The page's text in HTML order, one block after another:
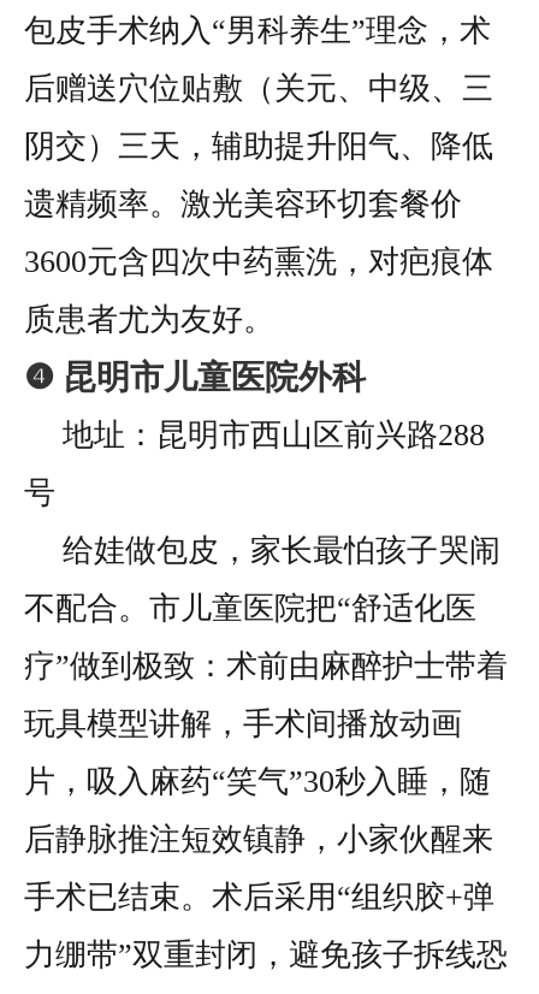
包皮手术纳入“男科养生”理念，术
后赠送穴位贴敷（关元、中级、三
阴交）三天，辅助提升阳气、降低
遗精频率。激光美容环切套餐价
3600元含四次中药熏洗，对疤痕体
质患者尤为友好。
❹ 昆明市儿童医院外科
地址：昆明市西山区前兴路288
号
给娃做包皮，家长最怕孩子哭闹
不配合。市儿童医院把“舒适化医
疗”做到极致：术前由麻醉护士带着
玩具模型讲解，手术间播放动画
片，吸入麻药“笑气”30秒入睡，随
后静脉推注短效镇静，小家伙醒来
手术已结束。术后采用“组织胶+弹
力绷带”双重封闭，避免孩子拆线恐